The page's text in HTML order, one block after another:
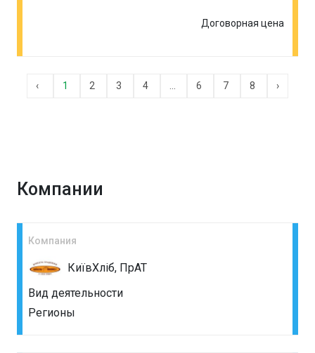
Договорная цена
‹ 1 2 3 4 6 7 8 ›
Компании
Компания
КиївХліб, ПрАТ
Вид деятельности
Регионы